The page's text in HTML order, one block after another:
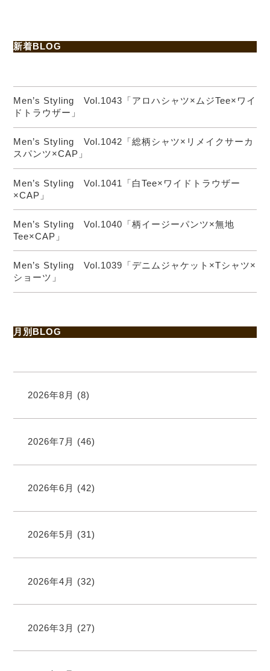
新着BLOG
Men’s Styling Vol.1043「アロハシャツ×ムジTee×ワイ
ドトラウザー」
Men’s Styling Vol.1042「総柄シャツ×リメイクサーカ
スパンツ×CAP」
Men’s Styling Vol.1041「白Tee×ワイドトラウザー
×CAP」
Men’s Styling Vol.1040「柄イージーパンツ×無地
Tee×CAP」
Men’s Styling Vol.1039「デニムジャケット×Tシャツ×
ショーツ」
月別BLOG
2026年8月 (8)
2026年7月 (46)
2026年6月 (42)
2026年5月 (31)
2026年4月 (32)
2026年3月 (27)